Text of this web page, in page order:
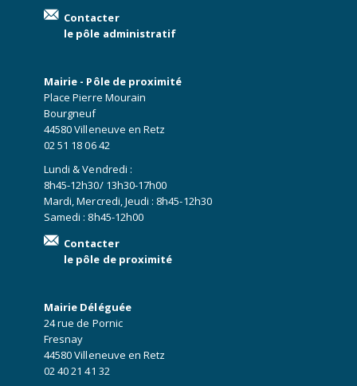
Contacter
le pôle administratif
Mairie - Pôle de proximité
Place Pierre Mourain
Bourgneuf
44580 Villeneuve en Retz
02 51 18 06 42
Lundi & Vendredi :
8h45-12h30/ 13h30-17h00
Mardi, Mercredi, Jeudi : 8h45-12h30
Samedi : 8h45-12h00
Contacter
le pôle de proximité
Mairie Déléguée
24 rue de Pornic
Fresnay
44580 Villeneuve en Retz
02 40 21 41 32